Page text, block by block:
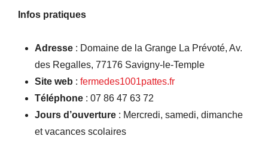
Infos pratiques
Adresse : Domaine de la Grange La Prévoté, Av.
des Regalles, 77176 Savigny-le-Temple
Site web : fermedes1001pattes.fr
Téléphone : 07 86 47 63 72
Jours d’ouverture : Mercredi, samedi, dimanche
et vacances scolaires